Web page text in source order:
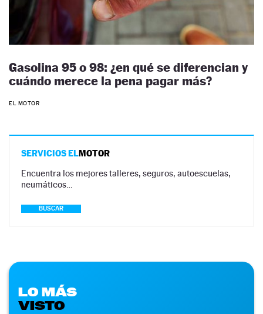
Gasolina 95 o 98: ¿en qué se diferencian y
cuándo merece la pena pagar más?
EL MOTOR
SERVICIOS ELMOTOR
Encuentra los mejores talleres, seguros, autoescuelas,
neumáticos…
BUSCAR
LO MÁS
VISTO